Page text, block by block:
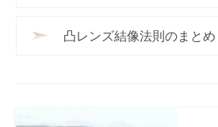
凸レンズ結像法則のまとめ